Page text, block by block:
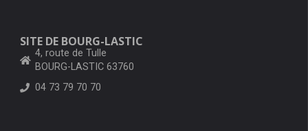
SITE DE BOURG-LASTIC
4, route de Tulle
BOURG-LASTIC 63760
04 73 79 70 70